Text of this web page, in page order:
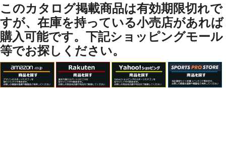
このカタログ掲載商品は有効期限切れで
すが、在庫を持っている小売店があれば
購入可能です。下記ショッピングモール
等でお探しください。